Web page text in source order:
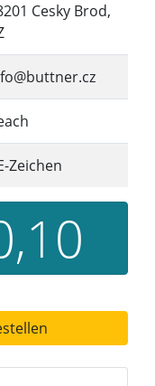
Cesky Brod,
Zeichen